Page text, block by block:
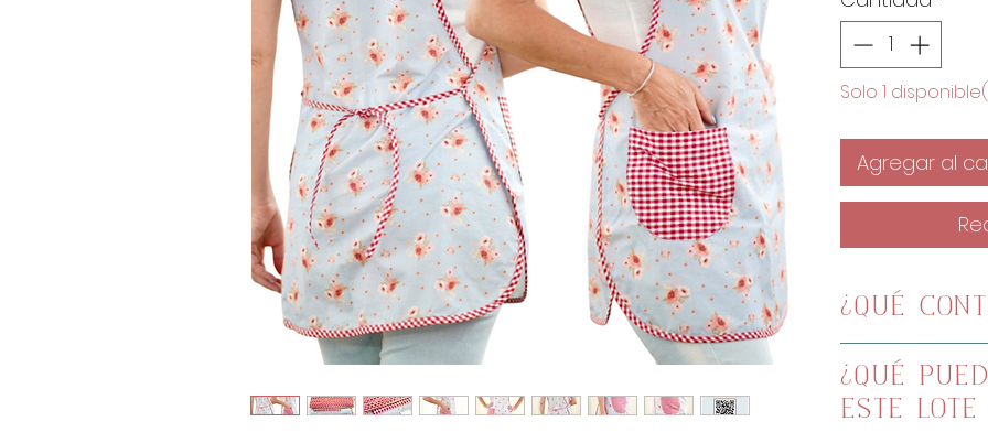
Solo 1
Agregar al
¿QUÉ
65x300cm: tela
Blossom
20x18cm: tela
¿QUÉ
ESTE